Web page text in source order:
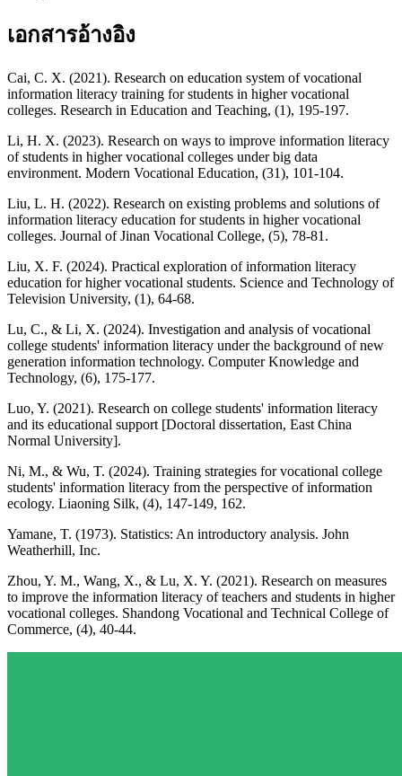
เอกสารอ้างอิง
Cai, C. X. (2021). Research on education system of vocational
information literacy training for students in higher vocational
colleges. Research in Education and Teaching, (1), 195-197.
Li, H. X. (2023). Research on ways to improve information literacy
of students in higher vocational colleges under big data
environment. Modern Vocational Education, (31), 101-104.
Liu, L. H. (2022). Research on existing problems and solutions of
information literacy education for students in higher vocational
colleges. Journal of Jinan Vocational College, (5), 78-81.
Liu, X. F. (2024). Practical exploration of information literacy
education for higher vocational students. Science and Technology of
Television University, (1), 64-68.
Lu, C., & Li, X. (2024). Investigation and analysis of vocational
college students' information literacy under the background of new
generation information technology. Computer Knowledge and
Technology, (6), 175-177.
Luo, Y. (2021). Research on college students' information literacy
and its educational support [Doctoral dissertation, East China
Normal University].
Ni, M., & Wu, T. (2024). Training strategies for vocational college
students' information literacy from the perspective of information
ecology. Liaoning Silk, (4), 147-149, 162.
Yamane, T. (1973). Statistics: An introductory analysis. John
Weatherhill, Inc.
Zhou, Y. M., Wang, X., & Lu, X. Y. (2021). Research on measures
to improve the information literacy of teachers and students in higher
vocational colleges. Shandong Vocational and Technical College of
Commerce, (4), 40-44.